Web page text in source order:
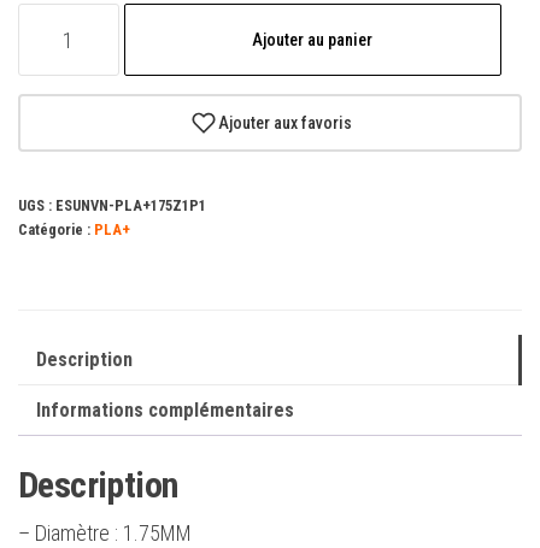
Violet
1Kg
Ajouter au panier
Ajouter aux favoris
UGS : ESUNVN-PLA+175Z1P1
Catégorie : PLA+
Description
Informations complémentaires
Description
– Diamètre : 1.75MM